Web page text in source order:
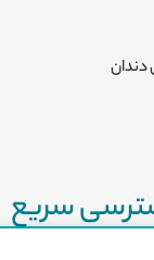
دندان
سریع